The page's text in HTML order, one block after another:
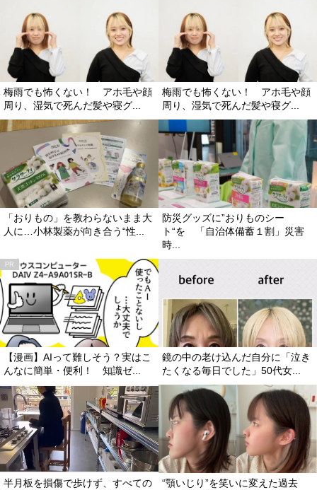
梅雨でも怖くない！ アホ毛や顔
周り、湿気で死んだ髪や寝グ...
梅雨でも怖くない！ アホ毛や顔
周り、湿気で死んだ髪や寝グ...
「おりもの」を教わらないまま大
人に…小林製薬が向き合う“性...
防災グッズに”おりものシー
ト“を 「自治体備蓄１割」災害
時...
【漫画】AIって難しそう？実はこ
んなに簡単・便利！ 知識ゼ...
鏡の中の老け込んだ自分に「泣き
たくなる毎日でした」50代女...
半月板を損傷で歩けず、すべての
“顎いじり”を笑いに変えた過去